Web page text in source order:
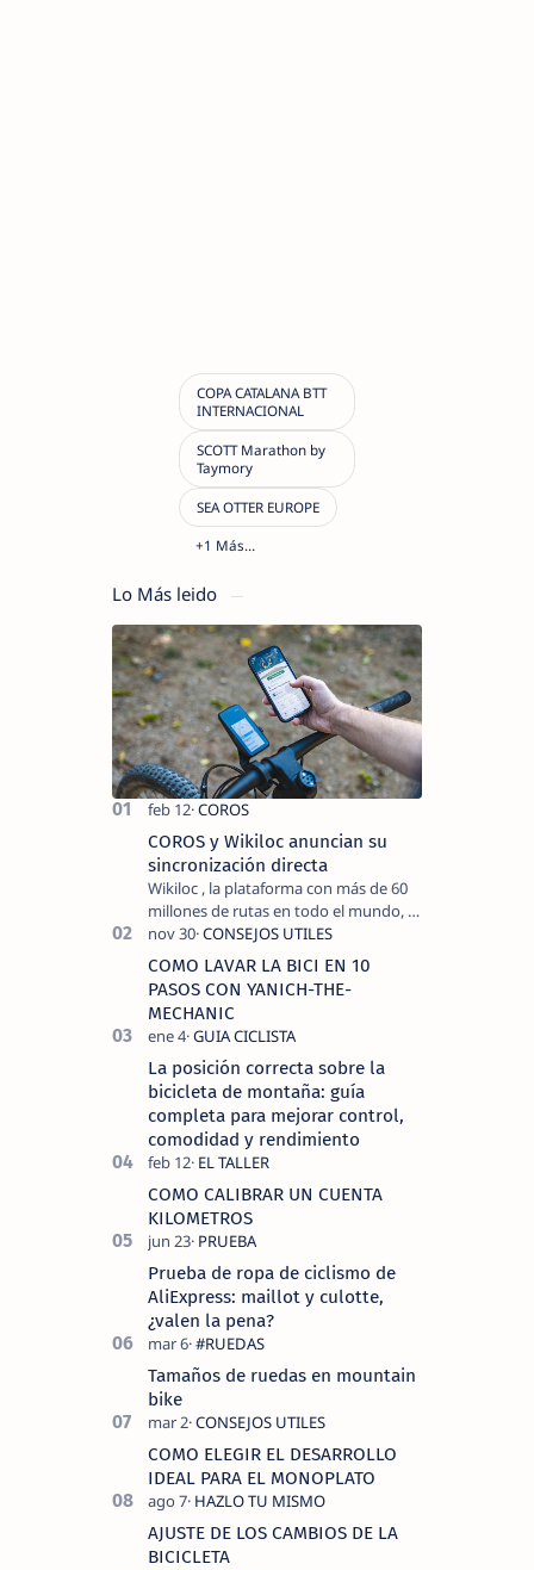
Lo Más leido
COROS y Wikiloc anuncian su
sincronización directa
Wikiloc , la plataforma con más de 60
millones de rutas en todo el mundo, y
COROS , marca de dispositivos GPS
reconocida mundialmente por su
tecnolo…
COMO LAVAR LA BICI EN 10
PASOS CON YANICH-THE-
MECHANIC
La posición correcta sobre la
bicicleta de montaña: guía
completa para mejorar control,
comodidad y rendimiento
COMO CALIBRAR UN CUENTA
KILOMETROS
Prueba de ropa de ciclismo de
AliExpress: maillot y culotte,
¿valen la pena?
Tamaños de ruedas en mountain
bike
COMO ELEGIR EL DESARROLLO
IDEAL PARA EL MONOPLATO
AJUSTE DE LOS CAMBIOS DE LA
BICICLETA